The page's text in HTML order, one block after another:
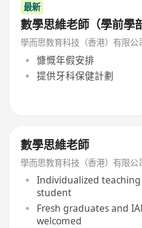
最新
數學思維老師（學前學
學而思教育科技（香港）有限公
慷慨年假安排
提供牙科保健計劃
數學思維老師
學而思教育科技（香港）有限公
Individualized
student
Fresh graduates and
welcomed